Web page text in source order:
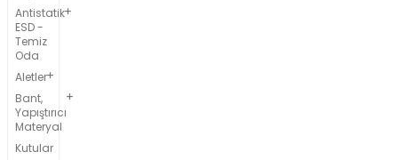
Antistatik
ESD -
Temiz
Oda
Aletler
Bant,
Yapıştırıcı
Materyal
Kutular